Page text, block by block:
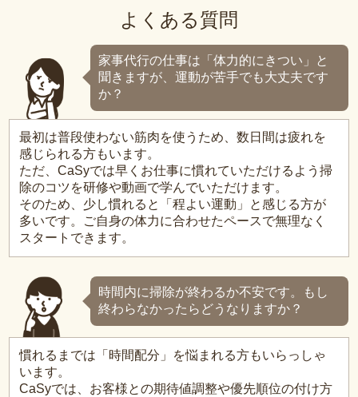
よくある質問
家事代行の仕事は「体力的にきつい」と
聞きますが、運動が苦手でも大丈夫です
か？
最初は普段使わない筋肉を使うため、数日間は疲れを
感じられる方もいます。
ただ、CaSyでは早くお仕事に慣れていただけるよう掃
除のコツを研修や動画で学んでいただけます。
そのため、少し慣れると「程よい運動」と感じる方が
多いです。ご自身の体力に合わせたペースで無理なく
スタートできます。
時間内に掃除が終わるか不安です。もし
終わらなかったらどうなりますか？
慣れるまでは「時間配分」を悩まれる方もいらっしゃ
います。
CaSyでは、お客様との期待値調整や優先順位の付け方